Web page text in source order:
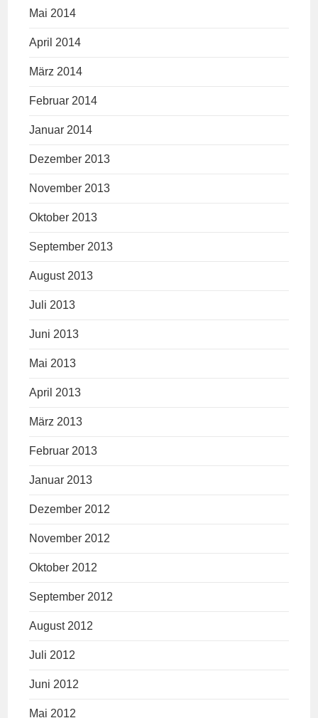
Mai 2014
April 2014
März 2014
Februar 2014
Januar 2014
Dezember 2013
November 2013
Oktober 2013
September 2013
August 2013
Juli 2013
Juni 2013
Mai 2013
April 2013
März 2013
Februar 2013
Januar 2013
Dezember 2012
November 2012
Oktober 2012
September 2012
August 2012
Juli 2012
Juni 2012
Mai 2012